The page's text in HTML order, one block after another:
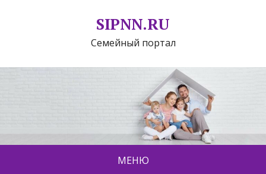
SIPNN.RU
Семейный портал
МЕНЮ